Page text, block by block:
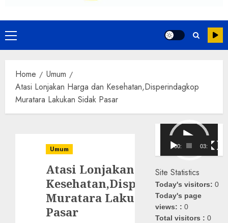
Primary
Menu
Home
Umum
Atasi Lonjakan Harga dan Kesehatan,Disperindagkop
Muratara Lakukan Sidak Pasar
Umum
Atasi Lonjakan Harga dan
Kesehatan,Disperindagkop
Muratara Lakukan Sidak
Pasar
Pemutar
Video
00:00 03:08
Site Statistics
Today's visitors:0
Today's page
views: :0
Total visitors :0